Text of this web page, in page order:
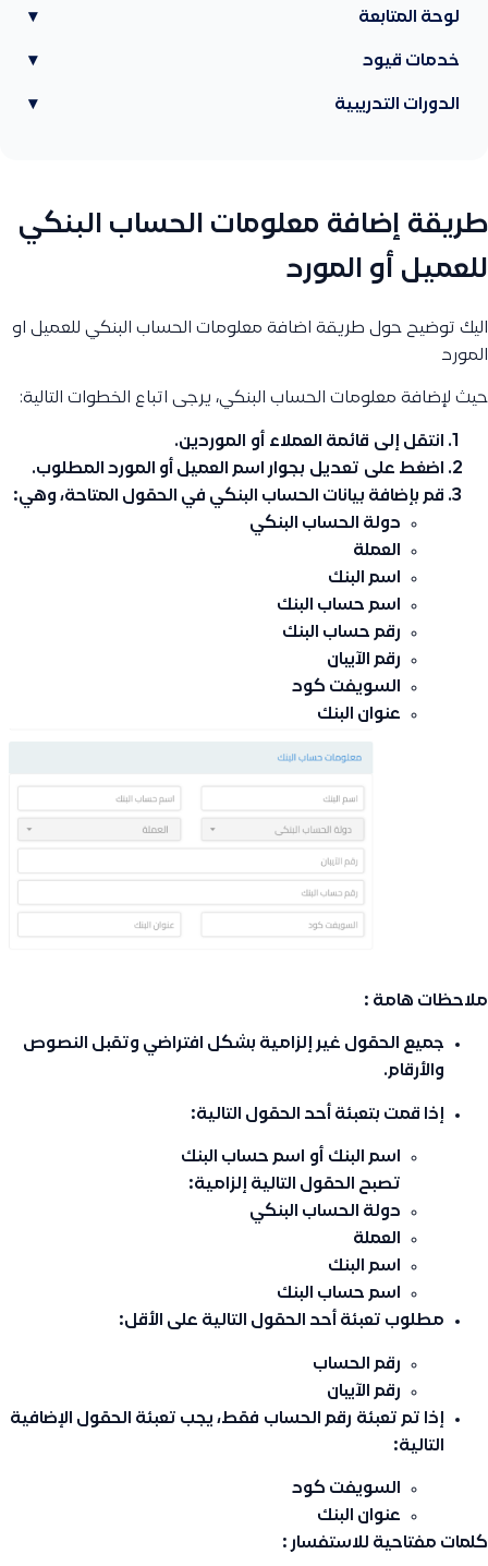
لوحة المتابعة ▾
خدمات قيود ▾
الدورات التدريبية ▾
طريقة إضافة معلومات الحساب البنكي
للعميل أو المورد
اليك توضيح حول طريقة اضافة معلومات الحساب البنكي للعميل او
المورد
حيث لإضافة معلومات الحساب البنكي، يرجى اتباع الخطوات التالية:
انتقل إلى قائمة العملاء أو الموردين.
اضغط على تعديل بجوار اسم العميل أو المورد المطلوب.
قم بإضافة بيانات الحساب البنكي في الحقول المتاحة، وهي:
دولة الحساب البنكي
العملة
اسم البنك
اسم حساب البنك
رقم حساب البنك
رقم الآيبان
السويفت كود
عنوان البنك
ملاحظات هامة :
جميع الحقول غير إلزامية بشكل افتراضي وتقبل النصوص
والأرقام.
إذا قمت بتعبئة أحد الحقول التالية:
اسم البنك أو اسم حساب البنك
تصبح الحقول التالية إلزامية:
دولة الحساب البنكي
العملة
اسم البنك
اسم حساب البنك
مطلوب تعبئة أحد الحقول التالية على الأقل:
رقم الحساب
رقم الآيبان
إذا تم تعبئة رقم الحساب فقط، يجب تعبئة الحقول الإضافية
التالية:
السويفت كود
عنوان البنك
كلمات مفتاحية للاستفسار :